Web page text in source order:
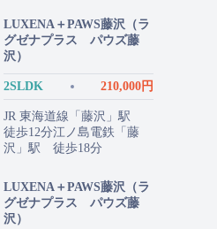
LUXENA＋PAWS藤沢（ラ
グゼナプラス パウズ藤
沢）
2SLDK 210,000円
JR 東海道線「藤沢」駅
徒歩12分江ノ島電鉄「藤
沢」駅 徒歩18分
LUXENA＋PAWS藤沢（ラ
グゼナプラス パウズ藤
沢）